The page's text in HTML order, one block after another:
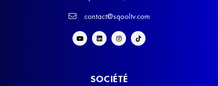
contact@sqooltv.com
SOCIÉTÉ